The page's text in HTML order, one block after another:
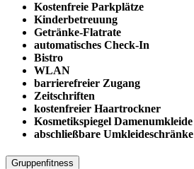
Kostenfreie Parkplätze
Kinderbetreuung
Getränke-Flatrate
automatisches Check-In
Bistro
WLAN
barrierefreier Zugang
Zeitschriften
kostenfreier Haartrockner
Kosmetikspiegel Damenumkleide
abschließbare Umkleideschränke
Gruppenfitness